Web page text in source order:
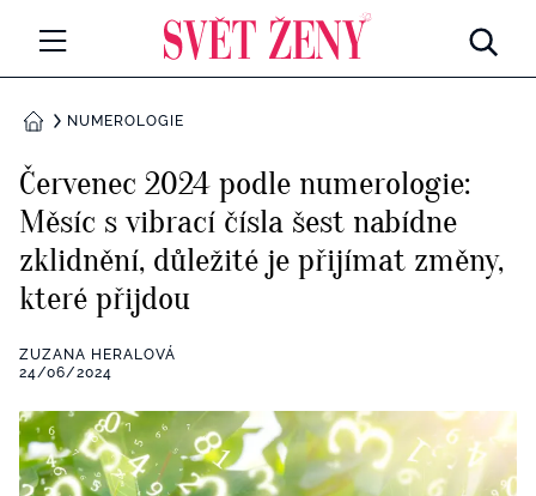
CELEBRITY
Všechny kategorie
Rozhovory
RETROHUBKY
PSYCHOLOGIE
Seberozvoj
ZDRAVÍ
Životní styl
ZÁBAVA
Všechny kategorie
BYDLENÍ
DOMŮNUMEROLOGIE
Červenec 2024 podle numerologie:
Měsíc s vibrací čísla šest nabídne
zklidnění, důležité je přijímat změny,
které přijdou
ZUZANA HERALOVÁ
24/06/2024